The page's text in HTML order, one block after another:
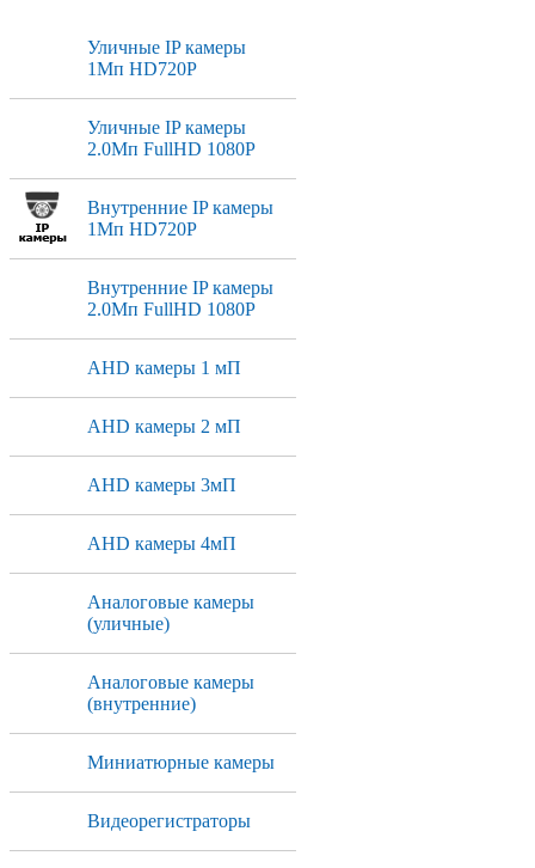
Уличные IP камеры
1Мп HD720P
Уличные IP камеры
2.0Мп FullHD 1080P
Внутренние IP камеры
1Мп HD720P
Внутренние IP камеры
2.0Мп FullHD 1080P
AHD камеры 1 мП
AHD камеры 2 мП
AHD камеры 3мП
AHD камеры 4мП
Аналоговые камеры
(уличные)
Аналоговые камеры
(внутренние)
Миниатюрные камеры
Видеорегистраторы